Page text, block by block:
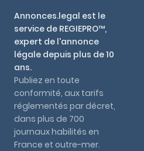
Annonces.legal est le
service de REGIEPRO™,
expert de l'annonce
légale depuis plus de 10
ans.
Publiez en toute
conformité, aux tarifs
réglementés par décret,
dans plus de 700
journaux habilités en
France et outre-mer.